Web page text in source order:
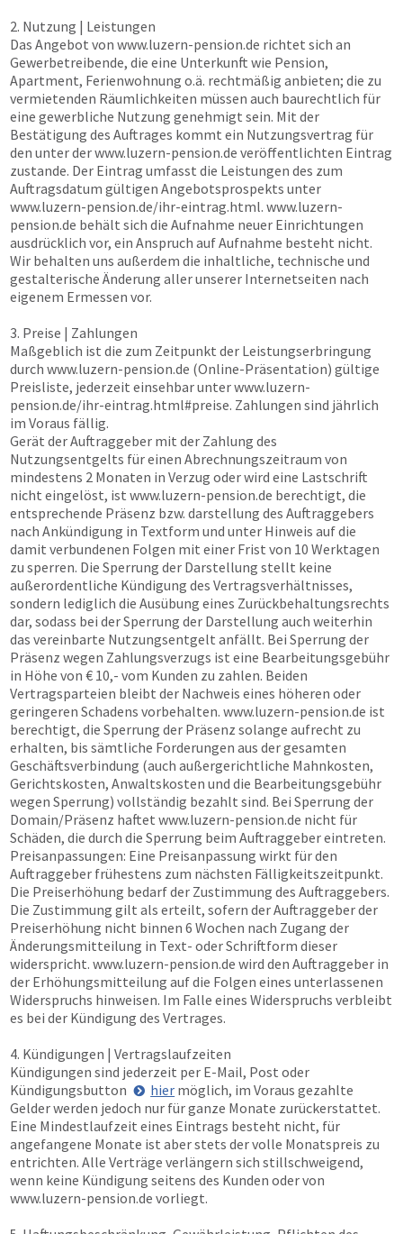
2. Nutzung | Leistungen
Das Angebot von www.luzern-pension.de richtet sich an
Gewerbetreibende, die eine Unterkunft wie Pension,
Apartment, Ferienwohnung o.ä. rechtmäßig anbieten; die zu
vermietenden Räumlichkeiten müssen auch baurechtlich für
eine gewerbliche Nutzung genehmigt sein. Mit der
Bestätigung des Auftrages kommt ein Nutzungsvertrag für
den unter derwww.luzern-pension.de veröffentlichten Eintrag
zustande. Der Eintrag umfasst die Leistungen des zum
Auftragsdatum gültigen Angebotsprospekts unter
www.luzern-pension.de/ihr-eintrag.html. www.luzern-
pension.de behält sich die Aufnahme neuer Einrichtungen
ausdrücklich vor, ein Anspruch auf Aufnahme besteht nicht.
Wir behalten uns außerdem die inhaltliche, technische und
gestalterische Änderung aller unserer Internetseiten nach
eigenem Ermessen vor.
3. Preise | Zahlungen
Maßgeblich ist die zum Zeitpunkt der Leistungserbringung
durch www.luzern-pension.de (Online-Präsentation) gültige
Preisliste, jederzeit einsehbar unterwww.luzern-
pension.de/ihr-eintrag.html#preise. Zahlungen sind jährlich
im Voraus fällig.
Gerät der Auftraggeber mit der Zahlung des
Nutzungsentgelts für einen Abrechnungszeitraum von
mindestens 2 Monaten in Verzug oder wird eine Lastschrift
nicht eingelöst, ist www.luzern-pension.de berechtigt, die
entsprechende Präsenz bzw. darstellung des Auftraggebers
nach Ankündigung in Textform und unter Hinweis auf die
damit verbundenen Folgen mit einer Frist von 10 Werktagen
zu sperren. Die Sperrung der Darstellung stellt keine
außerordentliche Kündigung des Vertragsverhältnisses,
sondern lediglich die Ausübung eines Zurückbehaltungsrechts
dar, sodass bei der Sperrung der Darstellung auch weiterhin
das vereinbarte Nutzungsentgelt anfällt. Bei Sperrung der
Präsenz wegen Zahlungsverzugs ist eine Bearbeitungsgebühr
in Höhe von € 10,- vom Kunden zu zahlen. Beiden
Vertragsparteien bleibt der Nachweis eines höheren oder
geringeren Schadens vorbehalten. www.luzern-pension.de ist
berechtigt, die Sperrung der Präsenz solange aufrecht zu
erhalten, bis sämtliche Forderungen aus der gesamten
Geschäftsverbindung (auch außergerichtliche Mahnkosten,
Gerichtskosten, Anwaltskosten und die Bearbeitungsgebühr
wegen Sperrung) vollständig bezahlt sind. Bei Sperrung der
Domain/Präsenz haftet www.luzern-pension.de nicht für
Schäden, die durch die Sperrung beim Auftraggeber eintreten.
Preisanpassungen: Eine Preisanpassung wirkt für den
Auftraggeber frühestens zum nächsten Fälligkeitszeitpunkt.
Die Preiserhöhung bedarf der Zustimmung des Auftraggebers.
Die Zustimmung gilt als erteilt, sofern der Auftraggeber der
Preiserhöhung nicht binnen 6 Wochen nach Zugang der
Änderungsmitteilung in Text- oder Schriftform dieser
widerspricht. www.luzern-pension.de wird den Auftraggeber in
der Erhöhungsmitteilung auf die Folgen eines unterlassenen
Widerspruchs hinweisen. Im Falle eines Widerspruchs verbleibt
es bei der Kündigung des Vertrages.
4. Kündigungen | Vertragslaufzeiten
Kündigungen sind jederzeit per E-Mail, Post oder
Kündigungsbutton
hier möglich, im Voraus gezahlte
Gelder werden jedoch nur für ganze Monate zurückerstattet.
Eine Mindestlaufzeit eines Eintrags besteht nicht, für
angefangene Monate ist aber stets der volle Monatspreis zu
entrichten. Alle Verträge verlängern sich stillschweigend,
wenn keine Kündigung seitens des Kunden oder von
www.luzern-pension.de vorliegt.